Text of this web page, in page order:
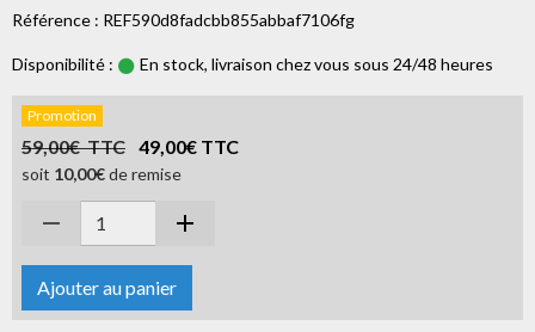
Référence : REF590d8fadcbb855abbaf7106fg
Disponibilité : En stock, livraison chez vous sous 24/48 heures
Promotion
59,00€ TTC 49,00€ TTC
soit 10,00€de remise
Ajouter au panier